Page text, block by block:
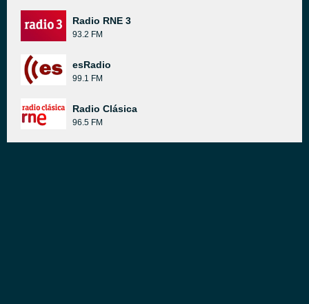
Radio RNE 3
93.2 FM
esRadio
99.1 FM
Radio Clásica
96.5 FM